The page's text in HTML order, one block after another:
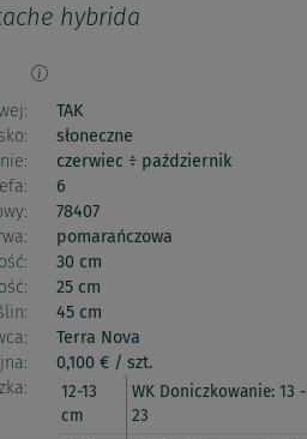
hybrida
TAK
słoneczne
czerwiec ÷ październik
6
78407
pomarańczowa
30 cm
25 cm
45 cm
Terra Nova
0,100 € / szt.
12-13
cm
WK Doniczkowanie: 13 -
23